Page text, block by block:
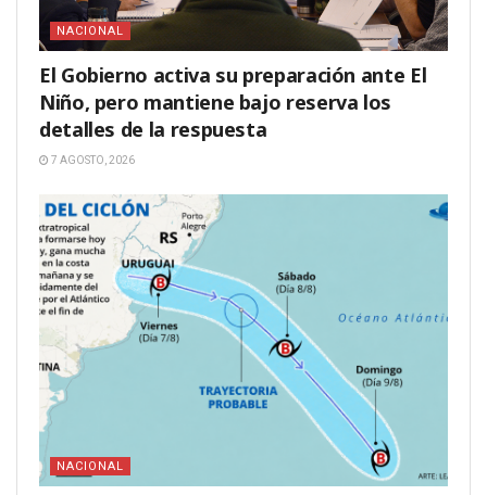
NACIONAL
El Gobierno activa su preparación ante El
Niño, pero mantiene bajo reserva los
detalles de la respuesta
7 AGOSTO, 2026
NACIONAL